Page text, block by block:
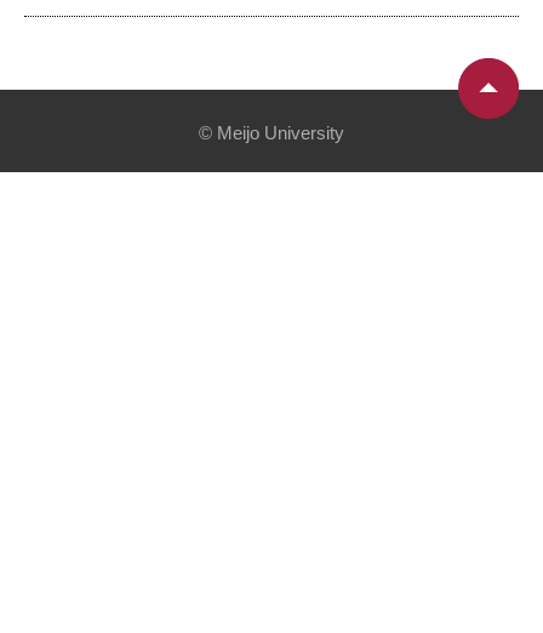
© Meijo University